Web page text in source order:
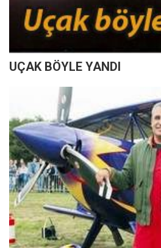
UÇAK BÖYLE YANDI